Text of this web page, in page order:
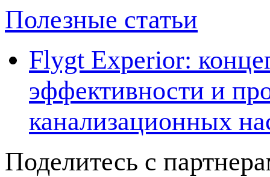
Полезные статьи
Flygt Experior:
эффективности и
канализационных
Поделитесь с